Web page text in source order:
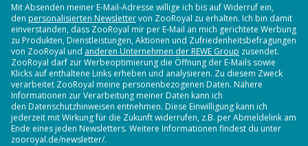
Mit Absenden meiner E-Mail-Adresse willige ich bis auf Widerruf ein,
den personalisierten Newslettervon ZooRoyal zu erhalten. Ich bin damit
einverstanden, dass ZooRoyal mir per E-Mail an mich gerichtete Werbung
zu Produkten, Dienstleistungen, Aktionen und Zufriedenheitsbefragungen
von ZooRoyal und anderen Unternehmen der REWE Group zusendet.
ZooRoyal darf zur Werbeoptimierung die Öffnung der E-Mails sowie
Klicks auf enthaltene Links erheben und analysieren. Zu diesem Zweck
verarbeitet ZooRoyal meine personenbezogenen Daten. Nähere
Informationen zur Verarbeitung meiner Daten kann ich
den Datenschutzhinweisen entnehmen. Diese Einwilligung kann ich
jederzeit mit Wirkung für die Zukunft widerrufen, z.B. per Abmeldelink am
Ende eines jeden Newsletters. Weitere Informationen findest du unter
zooroyal.de/newsletter/.